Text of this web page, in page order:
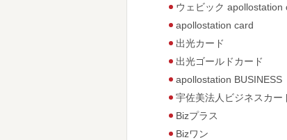
ウェビック apollostation
apollostation card
出光カード
出光ゴールドカード
apollostation BUSINESS
宇佐美法人ビジネスカー
Bizプラス
Bizワン